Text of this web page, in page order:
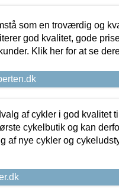
som en troværdig og
god kvalitet, gode
Klik her for at se
af cykler i god kvalitet
cykelbutik og kan
af nye cykler og